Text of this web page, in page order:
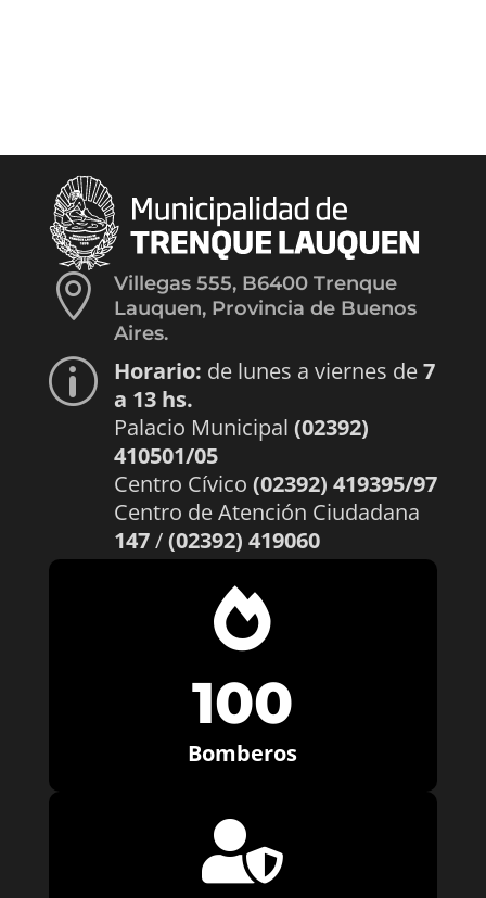

Villegas 555, B6400 Trenque
Lauquen, Provincia de Buenos
Aires.
p Horario: de lunes a viernes de7
a 13 hs.
Palacio Municipal (02392)
410501/05
Centro Cívico (02392) 419395/97
Centro de Atención Ciudadana
147/(02392) 419060

100
Bomberos
